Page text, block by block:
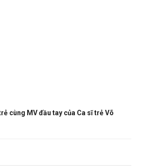
cùng MV đầu tay của Ca sĩ trẻ Võ